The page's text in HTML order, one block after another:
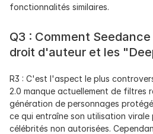
fonctionnalités similaires.
Q3 : Comment
droit d'auteur et les
R3 : C'est l'aspect le plus
2.0 manque actuellement de filtres
génération de personnages
ce qui entraîne son utilisation virale
célébrités non autorisées.